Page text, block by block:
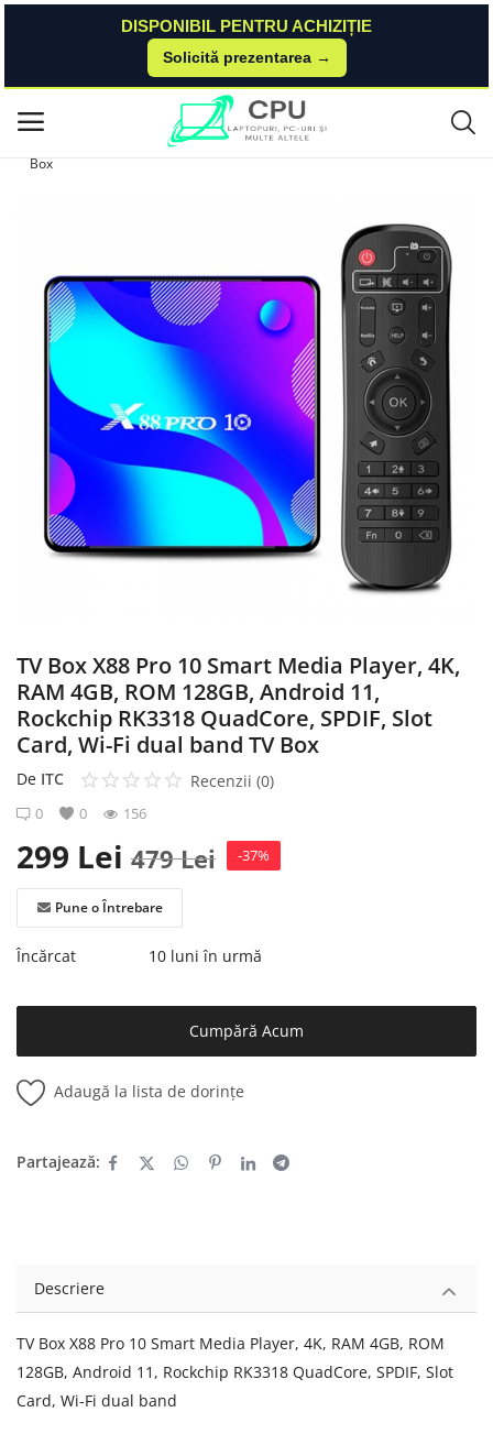
DISPONIBIL PENTRU ACHIZIȚIE
Solicită prezentarea →
Meniu principal
Listă de dorințe
Contact
Înregistrare
Media Playere
TV Box X88 Pro 10 Smart Media Player, 4K, RAM 4GB, ROM 128GB, Andr
oid 11, Rockchip RK3318 QuadCore, SPDIF, Slot Card, Wi-Fi dual band TV
Box
TV Box X88 Pro 10 Smart Media Player, 4K,
RAM 4GB, ROM 128GB, Android 11,
Rockchip RK3318 QuadCore, SPDIF, Slot
Card, Wi-Fi dual band TV Box
De ITC Recenzii (0)
0 0 156
299 Lei 479Lei -37%
Pune o Întrebare
Încărcat 10 luni în urmă
Cumpără Acum
Adaugă la lista de dorințe
Partajează:
Descriere
TV Box X88 Pro 10 Smart Media Player, 4K, RAM 4GB, ROM
128GB, Android 11, Rockchip RK3318 QuadCore, SPDIF, Slot
Card, Wi-Fi dual band